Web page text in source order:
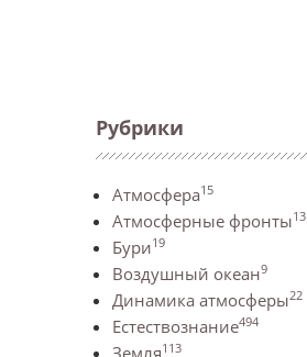
Рубрики
Атмосфера15
Атмосферные фронты13
Бури19
Воздушный океан9
Динамика атмосферы22
Естествознание494
Земля113